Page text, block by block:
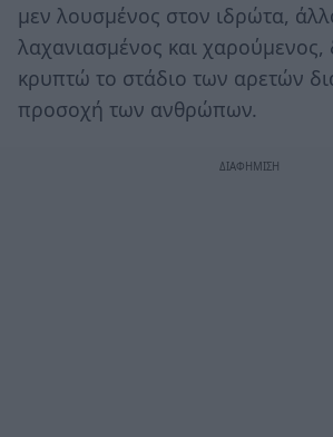
μεν λουσμένος στον ιδρώτα,
λαχανιασμένος και χαρούμενος,
κρυπτώ το στάδιο των αρετών
προσοχή των ανθρώπων.